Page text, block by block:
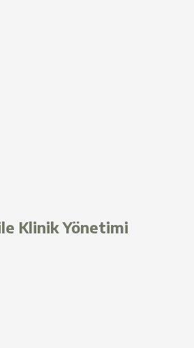
Klinik Yönetimi